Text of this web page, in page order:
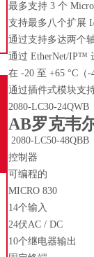
最多支持 3 个
支持最多八个扩展
通过支持多达两个
通过 EtherNet/IP™
在 -20 至 +65 °C（
通过插件式模块支
2080-LC30-24QWB
AB罗克韦
2080-LC50-48QBB
控制器
可编程的
MICRO 830
14个输入
24伏AC / DC
10个继电器输出